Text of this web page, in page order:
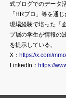
式ブログでのデータ
「HRプロ」等を通
現場経験で培った「
プ層の学生が情報の
を提示している。
X： https://x.com/
LinkedIn： https://